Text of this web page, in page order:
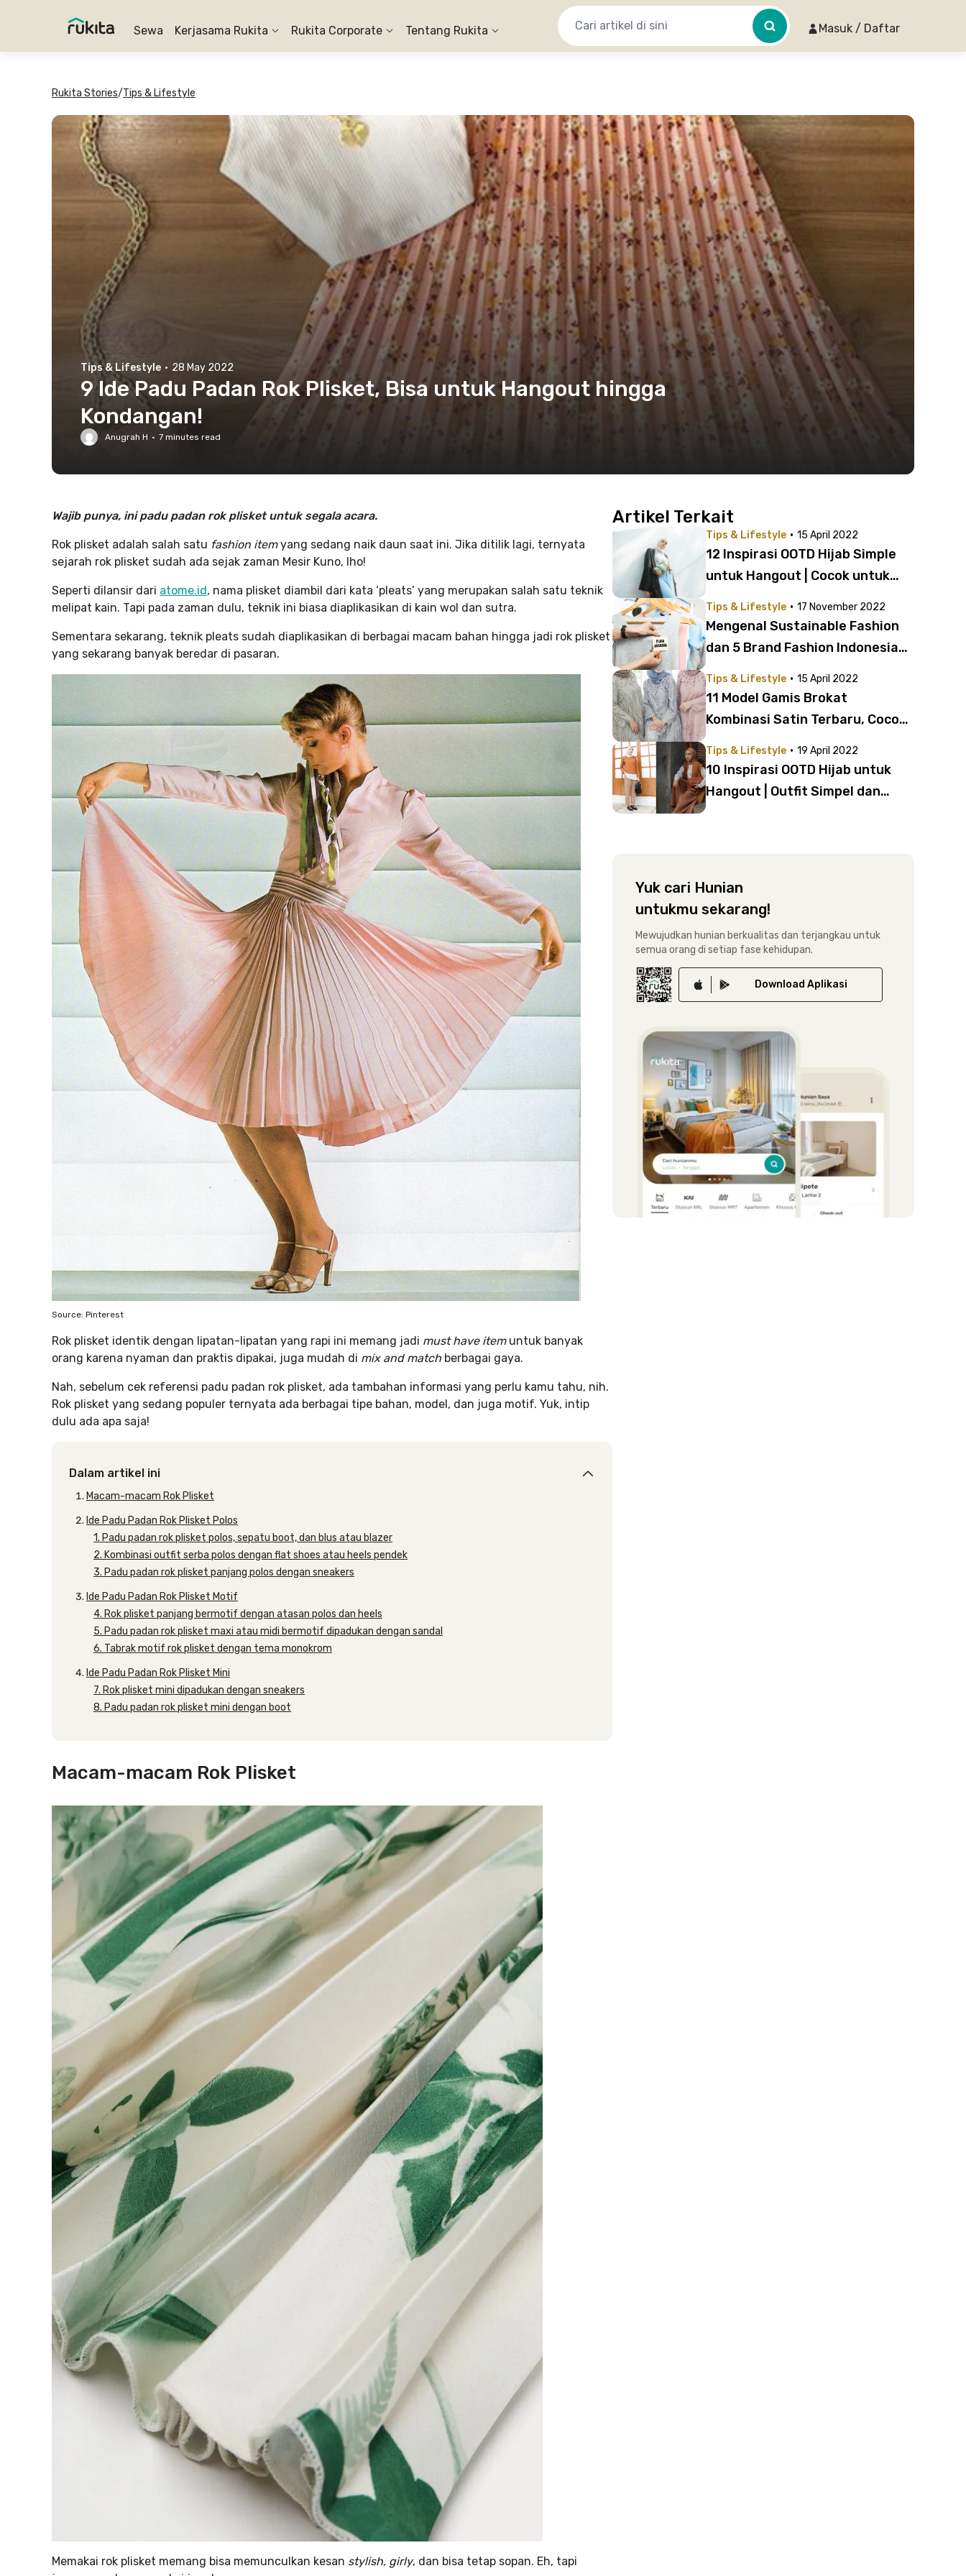
Sewa Kerjasama Rukita Rukita Corporate Tentang Rukita Masuk / Daftar
Rukita Stories/Tips & Lifestyle
Tips & Lifestyle · 28 May 2022
9 Ide Padu Padan Rok Plisket, Bisa untuk Hangout hingga
Kondangan!
Anugrah H · 7 minutes read
Wajib punya, ini padu padan rok plisket untuk segala acara.
Rok plisket adalah salah satu fashion itemyang sedang naik daun saat ini. Jika ditilik lagi, ternyata
sejarah rok plisket sudah ada sejak zaman Mesir Kuno, lho!
Seperti dilansir dari atome.id, nama plisket diambil dari kata ‘pleats’ yang merupakan salah satu teknik
melipat kain. Tapi pada zaman dulu, teknik ini biasa diaplikasikan di kain wol dan sutra.
Sementara sekarang, teknik pleats sudah diaplikasikan di berbagai macam bahan hingga jadi rok plisket
yang sekarang banyak beredar di pasaran.
Source: Pinterest
Rok plisket identik dengan lipatan-lipatan yang rapi ini memang jadi must have itemuntuk banyak
orang karena nyaman dan praktis dipakai, juga mudah di mix and match berbagai gaya.
Nah, sebelum cek referensi padu padan rok plisket, ada tambahan informasi yang perlu kamu tahu, nih.
Rok plisket yang sedang populer ternyata ada berbagai tipe bahan, model, dan juga motif. Yuk, intip
dulu ada apa saja!
Dalam artikel ini
Macam-macam Rok Plisket
Ide Padu Padan Rok Plisket Polos
1. Padu padan rok plisket polos, sepatu boot, dan blus atau blazer
2. Kombinasi outfit serba polos dengan flat shoes atau heels pendek
3. Padu padan rok plisket panjang polos dengan sneakers
Ide Padu Padan Rok Plisket Motif
4. Rok plisket panjang bermotif dengan atasan polos dan heels
5. Padu padan rok plisket maxi atau midi bermotif dipadukan dengan sandal
6. Tabrak motif rok plisket dengan tema monokrom
Ide Padu Padan Rok Plisket Mini
7. Rok plisket mini dipadukan dengan sneakers
8. Padu padan rok plisket mini dengan boot
Macam-macam Rok Plisket
Memakai rok plisket memang bisa memunculkan kesan stylish, girly, dan bisa tetap sopan. Eh, tapi
Artikel Terkait
Tips & Lifestyle · 15 April 2022
12 Inspirasi OOTD Hijab Simple
untuk Hangout | Cocok untuk
Tips & Lifestyle · 17 November 2022
Mengenal Sustainable Fashion
dan 5 Brand Fashion Indonesia
Tips & Lifestyle · 15 April 2022
11 Model Gamis Brokat
Kombinasi Satin Terbaru, Cocok
Tips & Lifestyle · 19 April 2022
10 Inspirasi OOTD Hijab untuk
Hangout | Outfit Simpel dan
Yuk cari Hunian
untukmu sekarang!
Mewujudkan hunian berkualitas dan terjangkau untuk
semua orang di setiap fase kehidupan.
Download Aplikasi